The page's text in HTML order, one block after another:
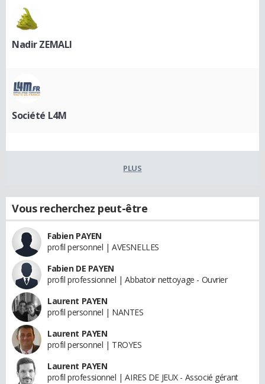
Nadir ZEMALI
Société L4M
PLUS
Vous recherchez peut-être
Fabien PAYEN
profil personnel | AVESNELLES
Fabien DE PAYEN
profil professionnel | Abbatoir nettoyage - Ouvrier
Laurent PAYEN
profil personnel | NANTES
Laurent PAYEN
profil personnel | TROYES
Laurent PAYEN
profil professionnel | AIRES DE JEUX - Associé gérant